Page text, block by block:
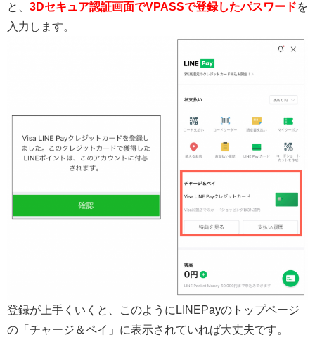
と、 3Dセキュア認証画面でVPASSで登録したパスワードを
入力します。
登録が上手くいくと、このようにLINEPayのトップページ
の「チャージ＆ペイ」に表示されていれば大丈夫です。